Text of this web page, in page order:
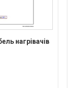
нагрівачів